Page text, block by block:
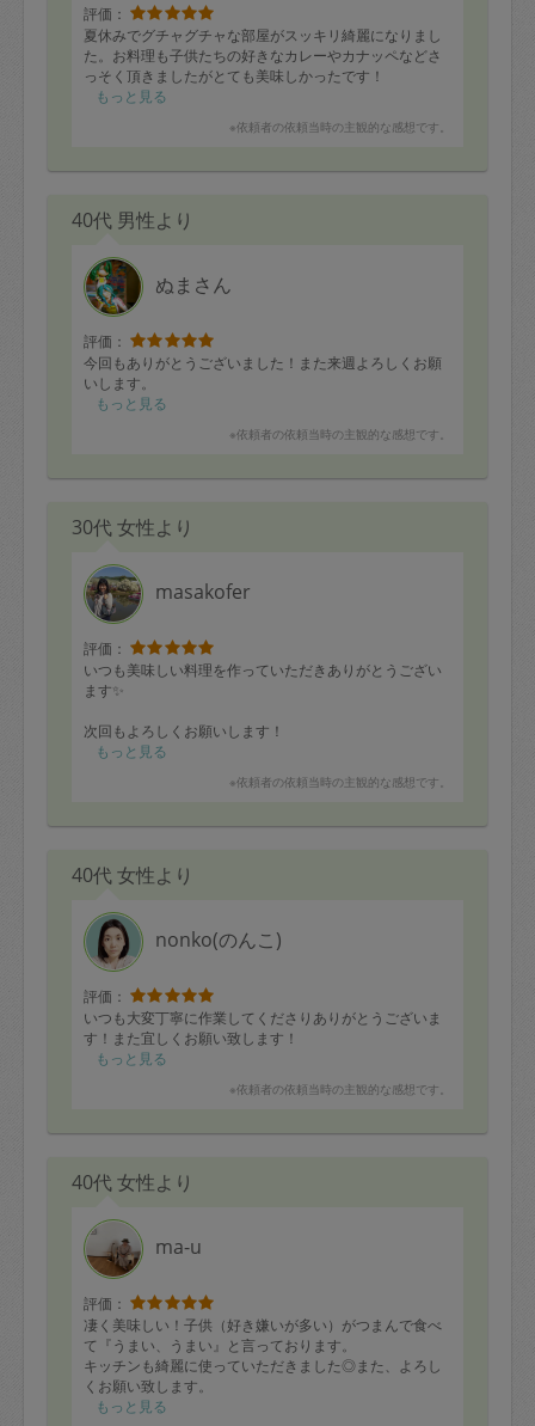
評価：
夏休みでグチャグチャな部屋がスッキリ綺麗になりまし
た。お料理も子供たちの好きなカレーやカナッペなどさ
っそく頂きましたがとても美味しかったです！
もっと見る
※依頼者の依頼当時の主観的な感想です。
40代 男性より
ぬまさん
評価：
今回もありがとうございました！また来週よろしくお願
いします。
もっと見る
※依頼者の依頼当時の主観的な感想です。
30代 女性より
masakofer
評価：
いつも美味しい料理を作っていただきありがとうござい
ます✨
次回もよろしくお願いします！
もっと見る
※依頼者の依頼当時の主観的な感想です。
40代 女性より
nonko(のんこ)
評価：
いつも大変丁寧に作業してくださりありがとうございま
す！また宜しくお願い致します！
もっと見る
※依頼者の依頼当時の主観的な感想です。
40代 女性より
ma-u
評価：
凄く美味しい！子供（好き嫌いが多い）がつまんで食べ
て『うまい、うまい』と言っております。
キッチンも綺麗に使っていただきました◎また、よろし
くお願い致します。
もっと見る